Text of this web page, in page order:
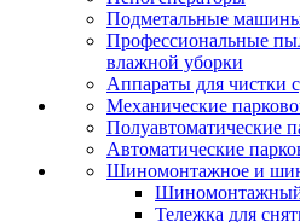
Подметальные
Профессиональные
влажной уборки
Аппараты для чистки
Механические
Полуавтоматические
Автоматические
Шиномонтажное и
Шиномонтажный
Тележка для